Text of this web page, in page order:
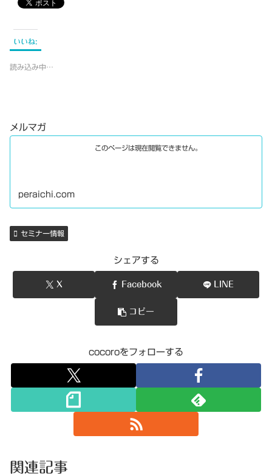
いいね:
読み込み中…
メルマガ
このページは現在閲覧できません。
peraichi.com
セミナー情報
シェアする
X Facebook LINE
コピー
cocoroをフォローする
関連記事